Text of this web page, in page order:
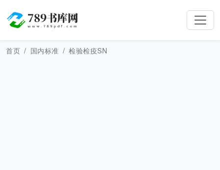
首页 国内标准 检验检疫SN